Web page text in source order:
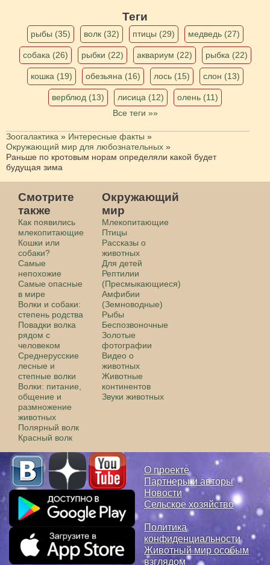
Теги
рыбы (35) волк (32) птицы (29) медведь (27)
собака (26) рыбки (22) аквариум (22) рыбка (22)
кошка (19) обезьяна (16) лось (15) слон (13)
верблюд (13) лисица (12)
олень (11)
Все теги »»
Зоогалактика » Интересные факты »
Окружающий мир для любознательных »
Раньше по кротовым норам определяли какой будет
будущая зима
Смотрите
также
Как появились
млекопитающие
Кошки или
собаки?
Самые
непохожие
Самые опасные
в мире
Волки и собаки:
степень родства
Повадки волка
рядом с
человеком
Среднерусские
лесные и
степные волки
Волки: питание,
общение и
размножение
животных
Полярный волк
Красный волк
Окружающий
мир
Млекопитающие
Птицы
Рассказы о
животных
Для детей
Рептилии
(Пресмыкающиеся)
Амфибии
(Земноводные)
Рыбы
Беспозвоночные
Золотые
фотографии
Видео о
животных
Животные
континентов
Звуки животных
О проекте
Партнеры и авторы
Новости
Сельское хозяйство
Политика
конфиденциальности
Животный мир особым
взглядом